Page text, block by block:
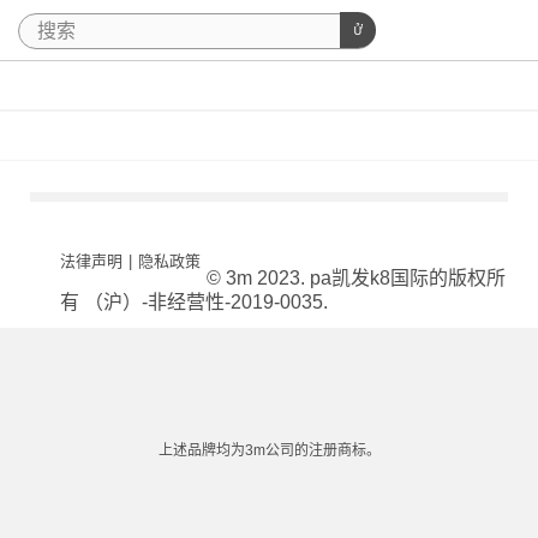
法律声明 | 隐私政策
© 3m 2023. pa凯发k8国际的版权所
有 （沪）-非经营性-2019-0035.
上述品牌均为3m公司的注册商标。